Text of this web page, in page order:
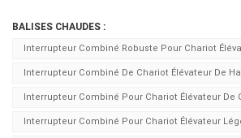
BALISES CHAUDES :
Interrupteur Combiné Robuste Pour Chariot
Interrupteur Combiné De Chariot Élévateur De
Interrupteur Combiné Pour Chariot Élévateur De
Interrupteur Combiné Pour Chariot Élévateur